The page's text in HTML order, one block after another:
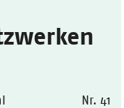
Nr. 41